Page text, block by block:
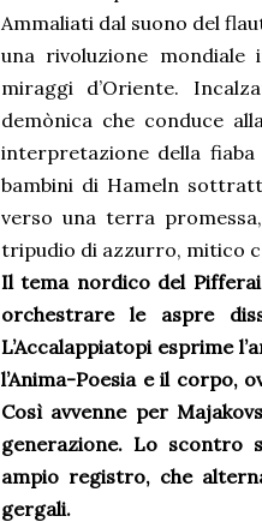
Ammaliati dal suono del
una rivoluzione mondiale
miraggi d’Oriente.
demònica che conduce
interpretazione della
bambini di Hameln
verso una terra
tripudio di azzurro, mitico
Il tema nordico del
orchestrare le aspre
L’Accalappiatopi esprime
l’Anima-Poesia e il corpo,
Così avvenne per
generazione. Lo scontro
ampio registro, che
gergali.